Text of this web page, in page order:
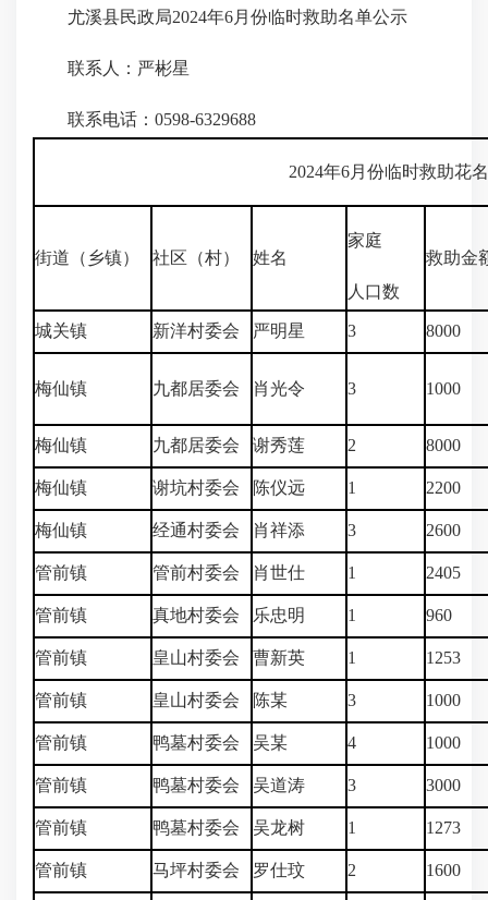
尤溪县民政局2024年6月份临时救助名单公示
联系人：严彬星
联系电话：0598-6329688
2024年6月份临时救助花
街道（乡镇） 社区（村） 姓名
家庭
人口数
救助金
城关镇 新洋村委会 严明星 3 8000
梅仙镇 九都居委会 肖光令 3 1000
梅仙镇 九都居委会 谢秀莲 2 8000
梅仙镇 谢坑村委会 陈仪远 1 2200
梅仙镇 经通村委会 肖祥添 3 2600
管前镇 管前村委会 肖世仕 1 2405
管前镇 真地村委会 乐忠明 1 960
管前镇 皇山村委会 曹新英 1 1253
管前镇 皇山村委会 陈某 3 1000
管前镇 鸭墓村委会 吴某 4 1000
管前镇 鸭墓村委会 吴道涛 3 3000
管前镇 鸭墓村委会 吴龙树 1 1273
管前镇 马坪村委会 罗仕玟 2 1600